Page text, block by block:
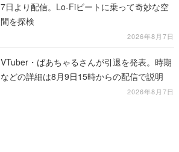
7日より配信。Lo-Fiビートに乗って奇妙な空
間を探検
2026年8月7日
VTuber・ばあちゃるさんが引退を発表。時期
などの詳細は8月9日15時からの配信で説明
2026年8月7日